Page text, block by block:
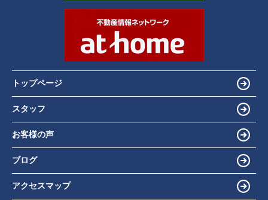
トップページ
スタッフ
お客様の声
ブログ
アクセスマップ